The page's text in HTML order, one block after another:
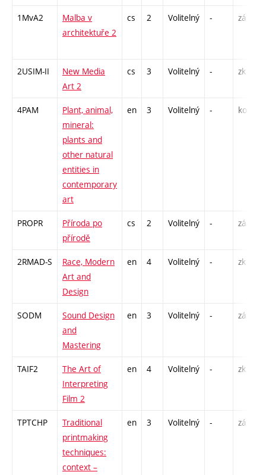
1MvA2
Malba v
architektuře 2
cs 2 Volitelný - zá
2USIM-II
New Media
Art 2
cs 3 Volitelný - zk
4PAM
Plant, animal,
mineral:
plants and
other natural
entities in
contemporary
art
en 3 Volitelný - kol
PROPR
Příroda po
přírodě
cs 2 Volitelný - zá
2RMAD-S
Race, Modern
Art and
Design
en 4 Volitelný - zk
SODM
Sound Design
and
Mastering
en 3 Volitelný - zá
TAIF2
The Art of
Interpreting
Film 2
en 4 Volitelný - zk
TPTCHP
Traditional
printmaking
techniques:
context –
en 3 Volitelný - zá